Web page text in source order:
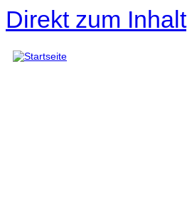
Direkt zum Inhalt